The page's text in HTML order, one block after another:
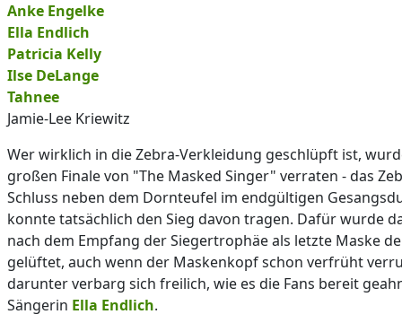
Anke Engelke
Ella Endlich
Patricia Kelly
Ilse DeLange
Tahnee
Jamie-Lee Kriewitz
Wer wirklich in die Zebra-Verkleidung geschlüpft ist,
großen Finale von "The Masked Singer" verraten - das
Schluss neben dem Dornteufel im endgültigen
konnte tatsächlich den Sieg davon tragen. Dafür wurde
nach dem Empfang der Siegertrophäe als letzte Maske
gelüftet, auch wenn der Maskenkopf schon verfrüht
darunter verbarg sich freilich, wie es die Fans bereit
Sängerin Ella Endlich.